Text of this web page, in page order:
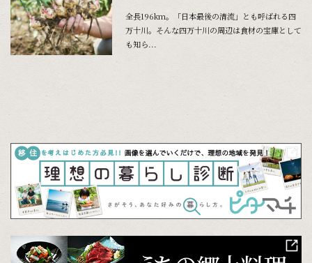
全長196km。「日本最後の清流」とも呼ばれる四
万十川。そんな四万十川の周辺は食材の宝庫として
も知ら...